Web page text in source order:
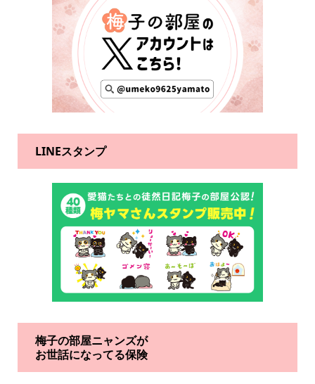
LINEスタンプ
梅子の部屋ニャンズが
お世話になってる保険